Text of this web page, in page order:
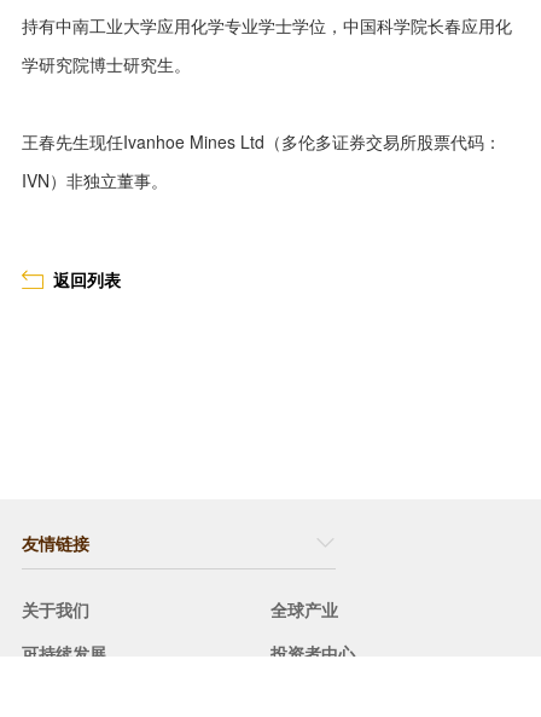
持有中南工业大学应用化学专业学士学位，中国科学院长春应用化
学研究院博士研究生。
王春先生现任Ivanhoe Mines Ltd（多伦多证券交易所股票代码：
IVN）非独立董事。
返回列表
友情链接
关于我们
全球产业
可持续发展
投资者中心